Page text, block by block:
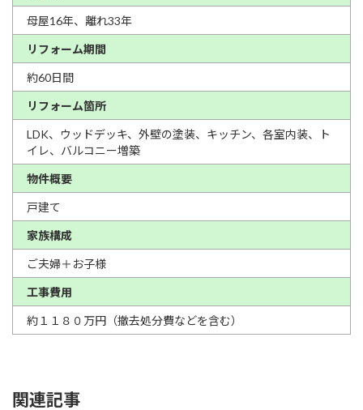
母屋16年、離れ33年
リフォーム期間
約60日間
リフォーム箇所
LDK、ウッドデッキ、外壁の塗装、キッチン、各室内装、ト
イレ、バルコニー増築
物件概要
戸建て
家族構成
ご夫婦＋お子様
工事費用
約１１８０万円（撤去処分費などを含む）
関連記事